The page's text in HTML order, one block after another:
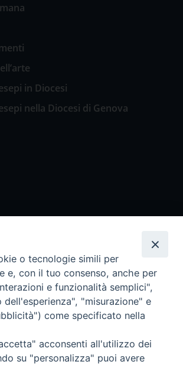
in Diocesi
nella Diocesi di Genova
o tecnologie simili per
e, con il tuo consenso, anche per
e funzionalità semplici",
dell'esperienza", "misurazione" e
come specificato nella
acconsenti all'utilizzo dei
su "personalizza" puoi avere